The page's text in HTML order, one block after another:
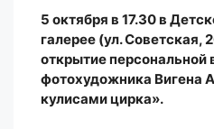
5 октября в 17.30 в
галерее (ул. Советская,
открытие персональной
фотохудожника Вигена
кулисами цирка».